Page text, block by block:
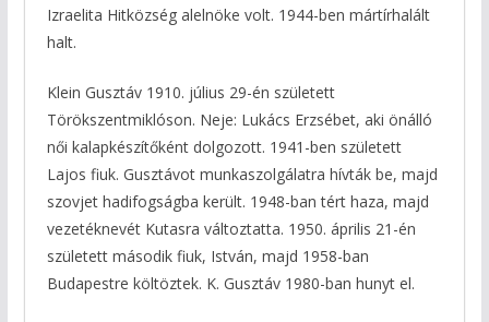
Izraelita Hitközség alelnöke volt. 1944-ben mártírhalált
halt.
Klein Gusztáv 1910. július 29-én született
Törökszentmiklóson. Neje: Lukács Erzsébet, aki önálló
női kalapkészítőként dolgozott. 1941-ben született
Lajos fiuk. Gusztávot munkaszolgálatra hívták be, majd
szovjet hadifogságba került. 1948-ban tért haza, majd
vezetéknevét Kutasra változtatta. 1950. április 21-én
született második fiuk, István, majd 1958-ban
Budapestre költöztek. K. Gusztáv 1980-ban hunyt el.